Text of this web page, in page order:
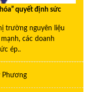
quyết định sức
trường nguyên liệu
các doanh
ép..
Phương